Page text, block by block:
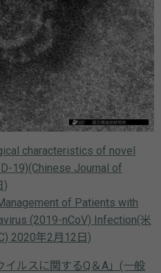
characteristics of novel
19)(Chinese Journal of
)
of Patients with
(2019-nCoV) Infection(米
2020年2月12日)
ルスに関するQ＆A」(一般